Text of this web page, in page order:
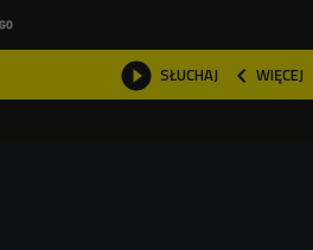
 SŁUCHAJ  WIĘCEJ
